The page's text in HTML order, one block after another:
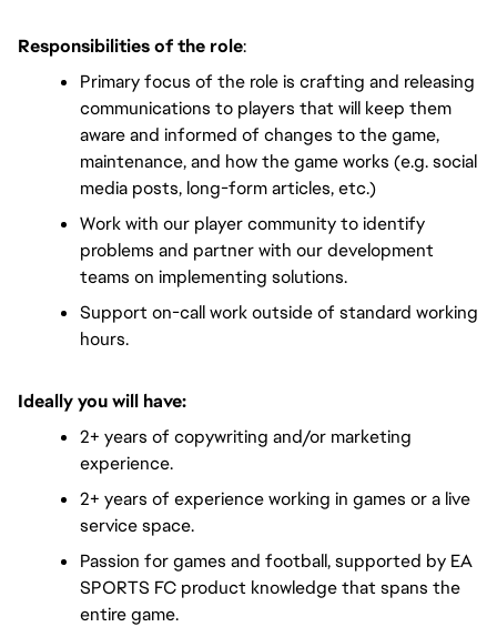
Responsibilities of the role:
Primary focus of the role is crafting and releasing
communications to players that will keep them
aware and informed of changes to the game,
maintenance, and how the game works (e.g. social
media posts, long-form articles, etc.)
Work with our player community to identify
problems and partner with our development
teams on implementing solutions.
Support on-call work outside of standard working
hours.
Ideally you will have:
2+ years of copywriting and/or marketing
experience.
2+ years of experience working in games or a live
service space.
Passion for games and football, supported by EA
SPORTS FC product knowledge that spans the
entire game.